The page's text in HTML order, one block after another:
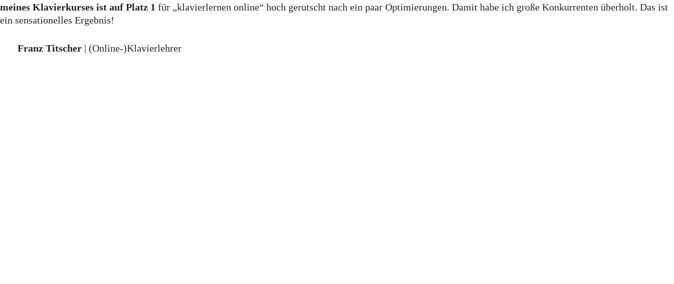
meines Klavierkurses ist auf Platz 1 für „klavierlernen online“ hoch gerutscht nach ein paar Optimierungen. Damit habe ich große Konkurrenten überholt. Das ist
ein sensationelles Ergebnis!
Franz Titscher | (Online-)Klavierlehrer